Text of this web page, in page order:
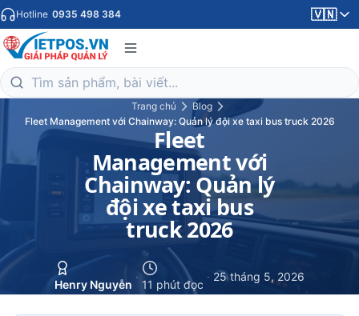
Hotline 0935 498 384 🇻🇳
Trang chủ
Blog
Fleet Management với Chainway: Quản lý đội xe taxi bus truck 2026
Fleet
Management với
Chainway: Quản lý
đội xe taxi bus
truck 2026
Henry Nguyễn
·
11 phút đọc
· 25 tháng 5, 2026